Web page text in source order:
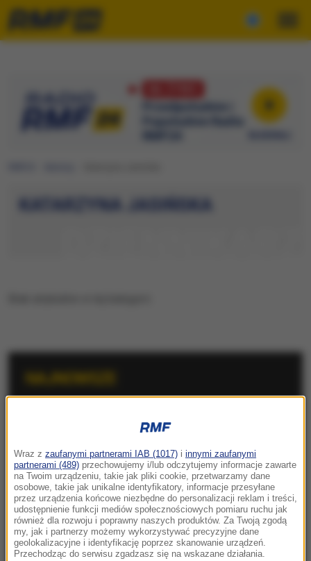
KATARZYNA JASIŃSKA
Policjant odebrał poród na stacji paliw.
12:33
Darwin miał rację. Po 150 latach udowodniła
to ta roślina
12:30
„Zmagałem się ze smutkiem i depresją”. Autor
Wraz z zaufanymi partnerami IAB (1017) i innymi zaufanymi
partnerami (489) przechowujemy i/lub odczytujemy informacje zawarte
na Twoim urządzeniu, takie jak pliki cookie, przetwarzamy dane
osobowe, takie jak unikalne identyfikatory, informacje przesyłane
przez urządzenia końcowe niezbędne do personalizacji reklam i treści,
udostępnienie funkcji mediów społecznościowych pomiaru ruchu jak
również dla rozwoju i poprawny naszych produktów. Za Twoją zgodą
my, jak i partnerzy możemy wykorzystywać precyzyjne dane
geolokalizacyjne i identyfikację poprzez skanowanie urządzeń.
Przechodząc do serwisu zgadzasz się na wskazane działania.